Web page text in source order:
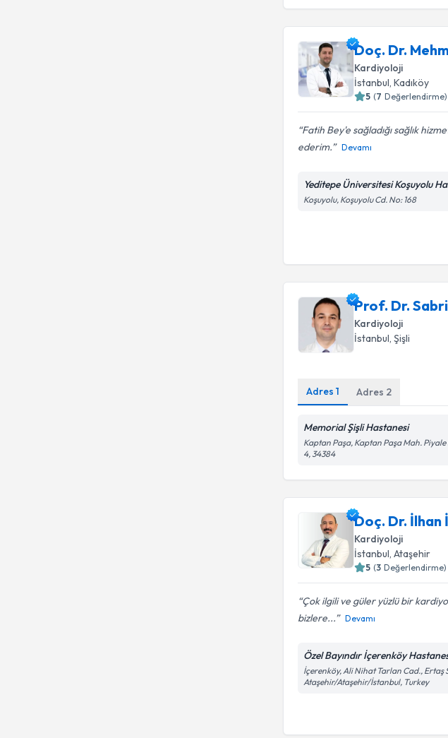
Doç. Dr.
Kardiyoloji
İstanbul, Kadıköy
5 (7 Değerlendirme)
Fatih Bey'e sağladığı sağlık
ederim.
Devamı
Yeditepe Üniversitesi Koşuyolu
Koşuyolu, Koşuyolu Cd. No: 168
Prof. Dr.
Kardiyoloji
İstanbul , Şişli
Adres1 Adres 2
Memorial Şişli Hastanesi
Kaptan Paşa, Kaptan Paşa Mah. Piyale
4, 34384
Doç. Dr. İlhan
Kardiyoloji
İstanbul , Ataşehir
5 (3 Değerlendirme)
Çok ilgili ve güler yüzlü bir
bizlere...
Devamı
Özel Bayındır İçerenköy
İçerenköy, Ali Nihat Tarlan Cad., Ertaş
Ataşehir/Ataşehir/İstanbul, Turkey